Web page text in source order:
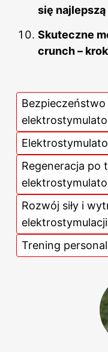
się
Skuteczne
crunch –
Regeneracja po
Rozwój siły i
elektrostymulacji
Trening